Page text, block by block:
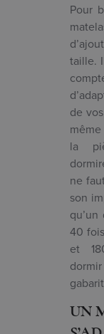
Pour
taille.
de
la
ne
son
40
et
UN